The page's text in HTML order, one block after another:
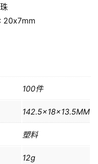
20x7mm
100件
142.5x18x13.5MM
塑料
12g